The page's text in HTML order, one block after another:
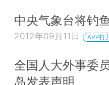
中央气象台将钓
2012年09月11日 APP打
全国人大外事委
岛发表声明